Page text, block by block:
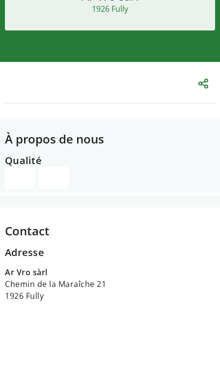
1926 Fully
À propos de nous
Qualité
Contact
Adresse
Ar Vro sàrl
Chemin de la Maraîche 21
1926 Fully